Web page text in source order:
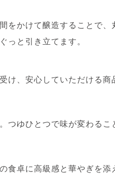
をかけて醸造することで、
っと引き立てます。
け、安心していただける商
ゆひとつで味が変わるこ
食卓に高級感と華やぎを添